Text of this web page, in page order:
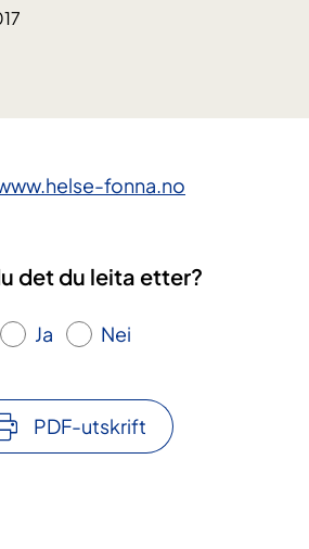
fonna.no
det du leita etter?
Ja Nei
PDF-utskrift